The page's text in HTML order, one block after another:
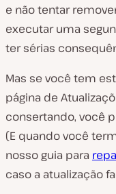
e não tentar
executar uma
ter sérias
Mas se você tem
página de
consertando, você
(E quando você
nosso guia para
caso a atualização